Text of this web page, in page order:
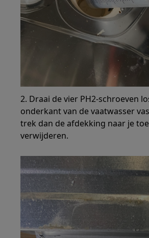
2. Draai de vier PH2-schroeven
onderkant van de vaatwasser
trek dan de afdekking naar je
verwijderen.